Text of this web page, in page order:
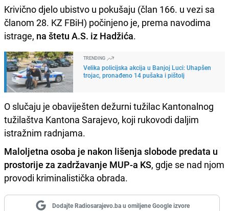
Krivično djelo ubistvo u pokušaju (član 166. u vezi sa
članom 28. KZ FBiH) počinjeno je, prema navodima
istrage, na štetu A.S. iz Hadžića.
TRENDING
Velika policijska akcija u Banjoj Luci: Uhapšen
trojac, pronađeno 14 pušaka i pištolj
O slučaju je obaviješten dežurni tužilac Kantonalnog
tužilaštva Kantona Sarajevo, koji rukovodi daljim
istražnim radnjama.
Maloljetna osoba je nakon lišenja slobode predata u
prostorije za zadržavanje MUP-a KS, gdje se nad njom
provodi kriminalistička obrada.
Dodajte Radiosarajevo.ba u omiljene Google izvore